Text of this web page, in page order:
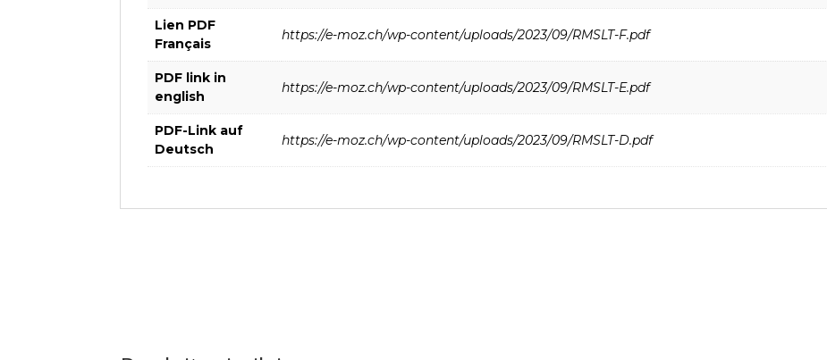
Lien PDF
Français
https://e-moz.ch/wp-content/uploads/2023/09/RMSLT-F.pdf
PDF link in
english
https://e-moz.ch/wp-content/uploads/2023/09/RMSLT-E.pdf
PDF-Link auf
Deutsch
https://e-moz.ch/wp-content/uploads/2023/09/RMSLT-D.pdf